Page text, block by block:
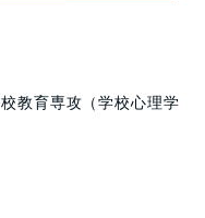
教育専攻（学校心理学